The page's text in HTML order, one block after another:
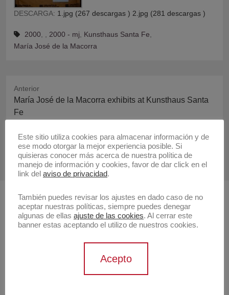
DESCARGA: 1.jpg (267 descargas ) 2.jpg (281 descargas )
2000 2000 - mj Kunsthaus Santa Fe
María José de la Macorra
Anterior
Publicación
anterior:
María José de la Macorra exhibits at Kunsthaus Santa
Fe
Siguiente
Publicación
siguiente:
María Ezcurra en Kunsthaus Santa Fe
Buscar
Buscar
Este sitio utiliza cookies para almacenar información y de
ese modo otorgar la mejor experiencia posible. Si
quisieras conocer más acerca de nuestra política de
manejo de información y cookies, favor de dar click en el
link del aviso de privacidad.
También puedes revisar los ajustes en dado caso de no
aceptar nuestras políticas, siempre puedes denegar
algunas de ellas ajuste de las cookies. Al cerrar este
banner estas aceptando el utilizo de nuestros cookies.
Acepto